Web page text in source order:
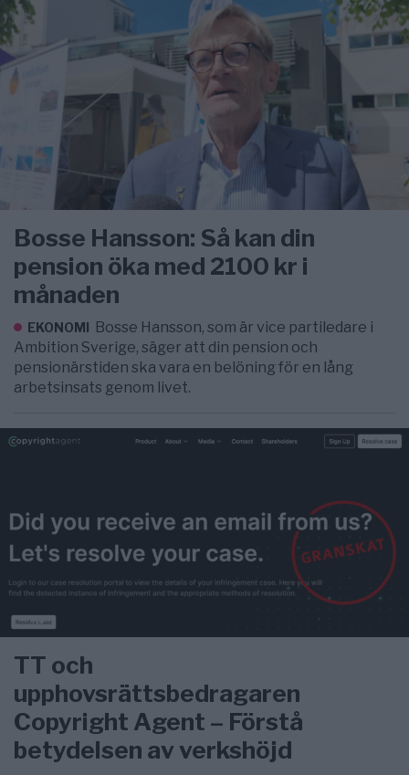
Bosse Hansson: Så kan din
pension öka med 2100 kr i
månaden
EKONOMI Bosse Hansson, som är vice partiledare i
Ambition Sverige, säger att din pension och
pensionärstiden ska vara en belöning för en lång
arbetsinsats genom livet.
TT och
upphovsrättsbedragaren
Copyright Agent – Förstå
betydelsen av verkshöjd